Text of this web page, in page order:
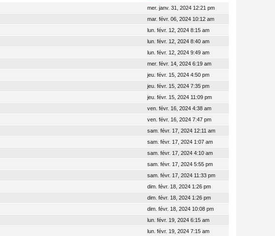
mer. janv. 31, 2024 12:21 pm
mar. févr. 06, 2024 10:12 am
lun. févr. 12, 2024 8:15 am
lun. févr. 12, 2024 8:40 am
lun. févr. 12, 2024 9:49 am
mer. févr. 14, 2024 6:19 am
jeu. févr. 15, 2024 4:50 pm
jeu. févr. 15, 2024 7:35 pm
jeu. févr. 15, 2024 11:09 pm
ven. févr. 16, 2024 4:38 am
ven. févr. 16, 2024 7:47 pm
sam. févr. 17, 2024 12:11 am
sam. févr. 17, 2024 1:07 am
sam. févr. 17, 2024 4:10 am
sam. févr. 17, 2024 5:55 pm
sam. févr. 17, 2024 11:33 pm
dim. févr. 18, 2024 1:26 pm
dim. févr. 18, 2024 1:26 pm
dim. févr. 18, 2024 10:08 pm
lun. févr. 19, 2024 6:15 am
lun. févr. 19, 2024 7:15 am